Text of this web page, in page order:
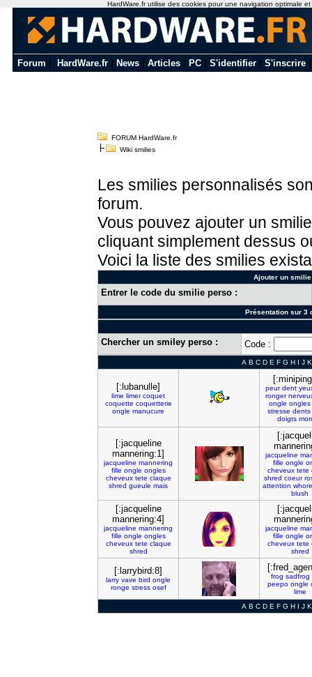
Forum HardWare.fr News Articles PC S'identifier S'inscrire
FORUM HardWare.fr
Wiki smilies
Les smilies personnalisés
forum.
Vous pouvez ajouter un
cliquant simplement dessus
Voici la liste des smilies
Ajouter un
Entrer le code du smilie perso :
Présentation sur 3
Chercher un smiley perso : Code :
A B C D E F G H I J K
[:lubanulle]
lime limer coquet
coquette coquetterie
ongle manucure
peur dent
ronger
ongle ongles
stresse dents
doigts
[:jacqueline
mannering:1]
jacqueline mannering
fille ongle ongles
cheveux tete claque
shred gueule mais
jacqueline
fille ongle
cheveux tete
shred coeur
attention whore
blush
[:jacqueline
mannering:4]
jacqueline mannering
fille ongle ongles
cheveux tete claque
shred
jacqueline
fille ongle
cheveux tete
shred
[:larrybird:8]
larry vave bird ongle
ronge stress osef
frog sadfrog
peepo ongle
lime
A B C D E F G H I J K
HardWare.fr utilise des cookies pour une navigation optimale